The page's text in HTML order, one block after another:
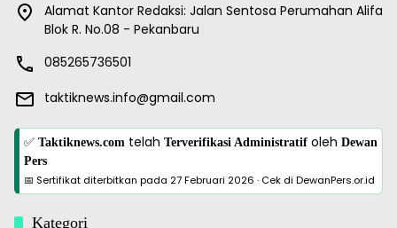
Alamat Kantor Redaksi: Jalan Sentosa Perumahan Alifa
Blok R. No.08 - Pekanbaru
085265736501
taktiknews.info@gmail.com
✅ Taktiknews.com telah Terverifikasi Administratif oleh Dewan
Pers
📅 Sertifikat diterbitkan pada 27 Februari 2026 · Cek di DewanPers.or.id
Kategori